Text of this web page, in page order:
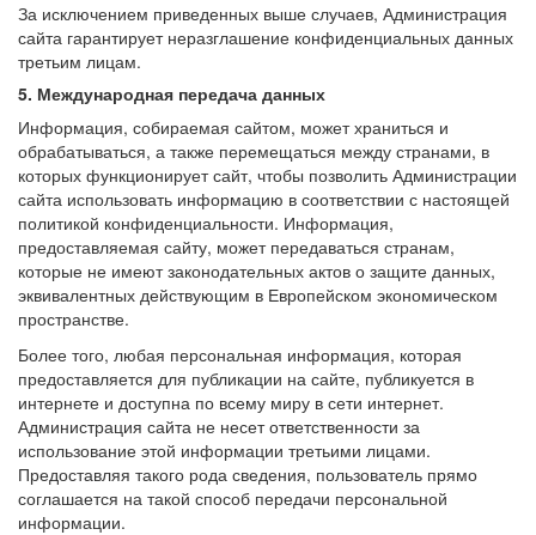
За исключением приведенных выше случаев, Администрация
сайта гарантирует неразглашение конфиденциальных данных
третьим лицам.
5. Международная передача данных
Информация, собираемая сайтом, может храниться и
обрабатываться, а также перемещаться между странами, в
которых функционирует сайт, чтобы позволить Администрации
сайта использовать информацию в соответствии с настоящей
политикой конфиденциальности. Информация,
предоставляемая сайту, может передаваться странам,
которые не имеют законодательных актов о защите данных,
эквивалентных действующим в Европейском экономическом
пространстве.
Более того, любая персональная информация, которая
предоставляется для публикации на сайте, публикуется в
интернете и доступна по всему миру в сети интернет.
Администрация сайта не несет ответственности за
использование этой информации третьими лицами.
Предоставляя такого рода сведения, пользователь прямо
соглашается на такой способ передачи персональной
информации.